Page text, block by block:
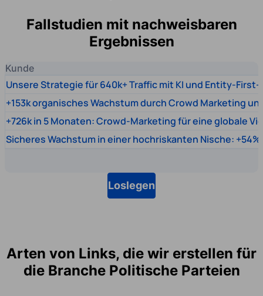
Fallstudien mit nachweisbaren
Ergebnissen
Kunde
Unsere Strategie für 640k+ Traffic mit KI und Entity-
+153k organisches Wachstum durch Crowd Marketing
+726k in 5 Monaten: Crowd-Marketing für eine globale
Sicheres Wachstum in einer hochriskanten Nische:
Loslegen
Arten von Links, die wir erstellen für
die Branche Politische Parteien